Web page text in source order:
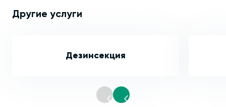
Другие услуги
Дезинсекция